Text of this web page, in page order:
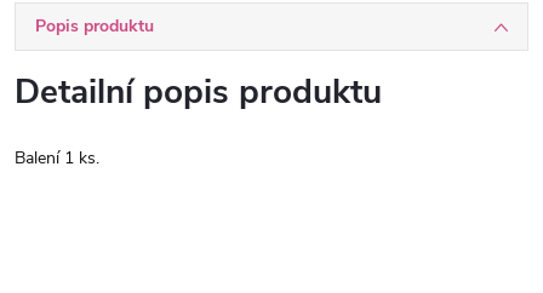
Popis produktu
Detailní popis produktu
Balení 1 ks.